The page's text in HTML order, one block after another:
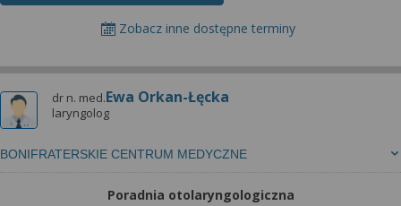
Zobacz inne dostępne terminy
dr n. med.Ewa Orkan-Łęcka
laryngolog
BONIFRATERSKIE CENTRUM MEDYCZNE
Poradnia otolaryngologiczna